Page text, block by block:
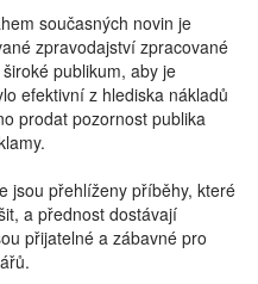
současných novin je
zpravodajství zpracované
publikum, aby je
efektivní z hlediska nákladů
prodat pozornost publika
jsou přehlíženy příběhy, které
a přednost dostávají
přijatelné a zábavné pro